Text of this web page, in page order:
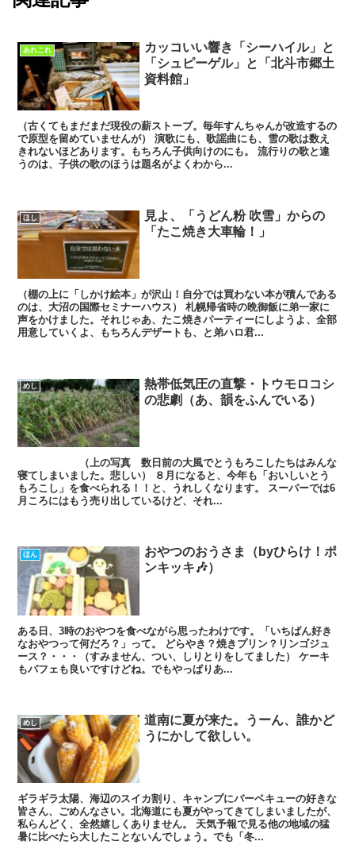
あれこれ
カッコいい響き「シーハイル」と
「シュピーゲル」と「北斗市郷土
資料館」
（古くてもまだまだ現役の薪ストーブ。毎年すんちゃんが改造するの
で原型を留めていませんが） 演歌にも、歌謡曲にも、雪の歌は数え
きれないほどあります。もちろん子供向けのにも。 流行りの歌と違
うのは、子供の歌のほうは題名がよくわから...
ほし
見よ、「うどん粉 吹雪」からの
「たこ焼き大車輪！」
（棚の上に「しかけ絵本」が沢山！自分では買わない本が積んである
のは、大沼の国際セミナーハウス） 札幌帰省時の晩御飯に弟一家に
声をかけました。それじゃあ、たこ焼きパーティーにしようよ、全部
用意していくよ、もちろんデザートも、と弟ハロ君...
めし
熱帯低気圧の直撃・トウモロコシ
の悲劇（あ、韻をふんでいる）
（上の写真 数日前の大風でとうもろこしたちはみんな
寝てしまいました。悲しい） ８月になると、今年も「おいしいとう
もろこし」を食べられる！！と、うれしくなります。 スーパーでは6
月ころにはもう売り出しているけど、それ...
ほん
おやつのおうさま（byひらけ！ポ
ンキッキ🎶）
ある日、3時のおやつを食べながら思ったわけです。「いちばん好き
なおやつって何だろ？」って。 どらやき？焼きプリン？リンゴジュ
ース？・・・（すみません、つい、しりとりをしてました） ケーキ
もパフェも良いですけどね。でもやっぱりあ...
めし
道南に夏が来た。うーん、誰かど
うにかして欲しい。
ギラギラ太陽、海辺のスイカ割り、キャンプにバーベキューの好きな
皆さん、ごめんなさい。北海道にも夏がやってきてしまいましたが、
私らんどく、全然嬉しくありません。 天気予報で見る他の地域の猛
暑に比べたら大したことないんでしょう。でも「冬...